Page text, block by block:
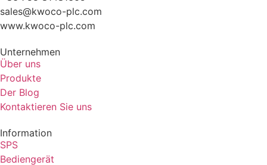
sales@kwoco-plc.com
www.kwoco-plc.com
Unternehmen
Über uns
Produkte
Der Blog
Kontaktieren Sie uns
Information
SPS
Bediengerät